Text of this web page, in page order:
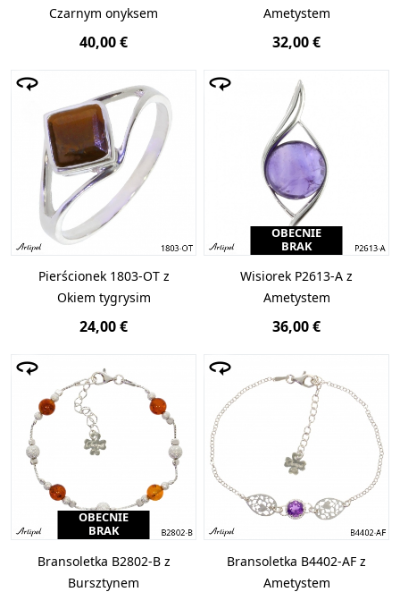
Czarnym onyksem
40,00 €
Ametystem
32,00 €
Pierścionek 1803-OT z
Okiem tygrysim
24,00 €
OBECNIE
BRAK
Wisiorek P2613-A z
Ametystem
36,00 €
OBECNIE
BRAK
Bransoletka B2802-B z
Bursztynem
Bransoletka B4402-AF z
Ametystem